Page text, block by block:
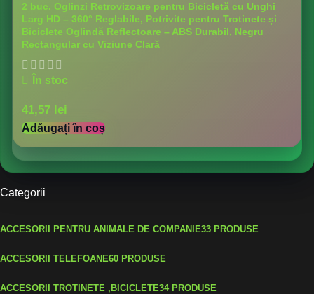
2 buc. Oglinzi Retrovizoare pentru Bicicletă cu Unghi
Larg HD – 360° Reglabile, Potrivite pentru Trotinete și
Biciclete Oglindă Reflectoare – ABS Durabil, Negru
Rectangular cu Viziune Clară
În stoc
41,57 lei
Adăugați în coș
Categorii
ACCESORII PENTRU ANIMALE DE COMPANIE33 PRODUSE
ACCESORII TELEFOANE60 PRODUSE
ACCESORII TROTINETE ,BICICLETE34 PRODUSE